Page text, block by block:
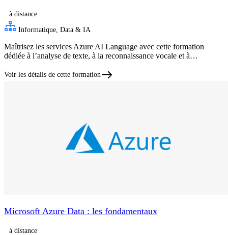
à distance
Informatique, Data & IA
Maîtrisez les services Azure AI Language avec cette formation
dédiée à l’analyse de texte, à la reconnaissance vocale et à…
Voir les détails de cette formation
Microsoft Azure Data : les fondamentaux
à distance